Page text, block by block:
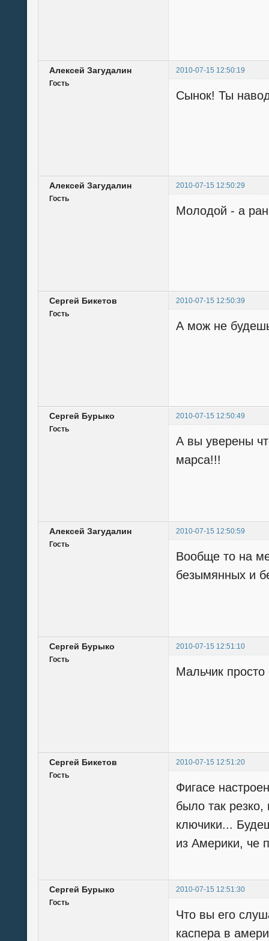
Алексей Загудалин
2010-07-15 12:50:19
Гость
Сынок! Ты
Алексей Загудалин
2010-07-15 12:50:29
Гость
Молодой - а
Сергей Бикетов
2010-07-15 12:50:39
Гость
А мож не
Сергей Бурыко
2010-07-15 12:50:49
Гость
А вы уверены
марса!!!
Алексей Загудалин
2010-07-15 12:50:59
Гость
Вообще то на
безымянных и
Сергей Бурыко
2010-07-15 12:51:10
Гость
Мальчик
Сергей Бикетов
2010-07-15 12:51:20
Гость
Фигасе
было так
ключики...
из Америки, че
Сергей Бурыко
2010-07-15 12:51:30
Гость
Что вы его
каспера в